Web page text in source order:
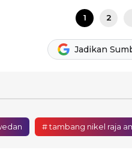
1 2
Jadikan
# tambang nikel raja